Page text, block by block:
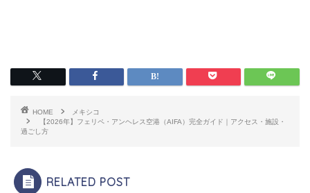
HOME
メキシコ
【2026年】フェリペ・アンヘレス空港（AIFA）完全ガイド｜アクセス・施設・
過ごし方
RELATED POST